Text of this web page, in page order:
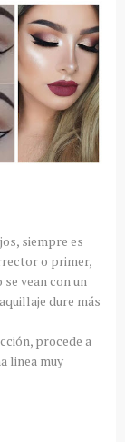
siempre es
o primer,
vean con un
dure más
procede a
linea muy